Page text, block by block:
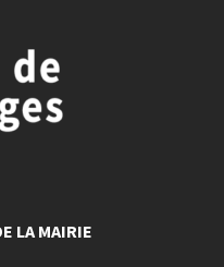
LA MAIRIE